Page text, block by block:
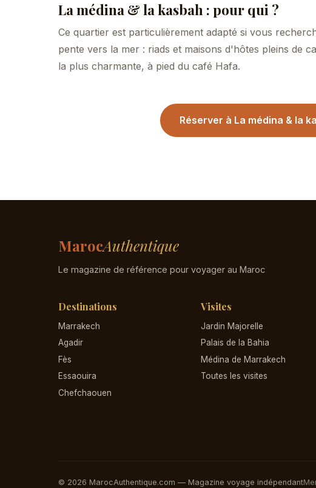
La médina & la kasbah : pour qui ?
Ce quartier est particulièrement adapté si vous
pente vers la mer : riads et maisons d'hôtes pleins de
la plus charmante, à pied du café Hafa.
Réserver à La médina & la
MarocAuthentique
Le magazine de référence pour voyager au Maroc
Destinations
Marrakech
Agadir
Fès
Essaouira
Chefchaouen
Visites
Jardin Majorelle
Palais de la Bahia
Médina de Marrakech
Toutes les visites
© 2026 MarocAuthentique.com — Magazine voyage indépendant